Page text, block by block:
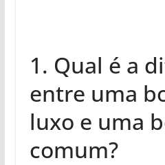
1. Qual é a
entre uma
luxo e uma
comum?